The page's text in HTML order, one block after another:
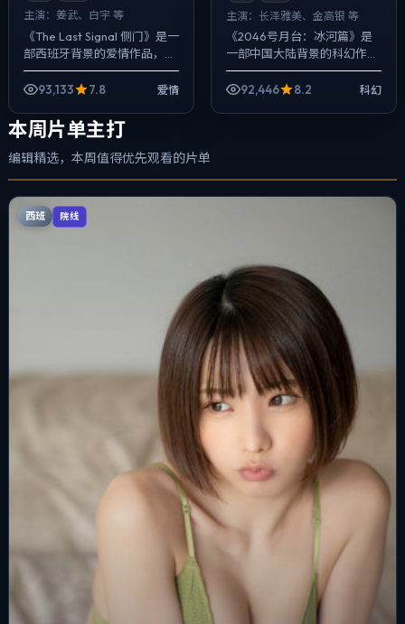
主演： 姜武、白宇 等
《The Last Signal 侧门》是一
部西班牙背景的爱情作品，
2018年公映，由魏德圣执导，
姜武、白宇、肖央等主演。把
93,133 7.8 爱情
主演： 长泽雅美、金高银 等
《2046号月台：冰河篇》是
一部中国大陆背景的科幻作
品，2019年公映，由克里斯托
弗·诺兰执导，长泽雅美、金高
92,446 8.2 科幻
本周片单主打
编辑精选，本周值得优先观看的片单
西班 院线